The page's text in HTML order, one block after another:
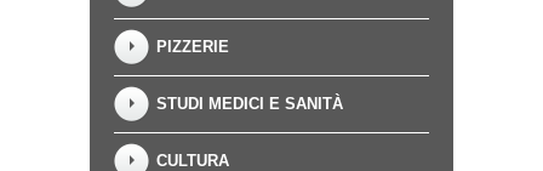
PIZZERIE
STUDI MEDICI E SANITÀ
CULTURA